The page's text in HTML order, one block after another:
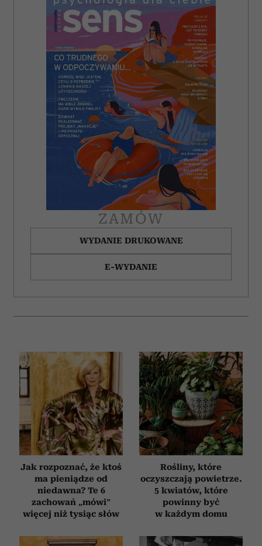
ZAMÓW
WYDANIE DRUKOWANE
E-WYDANIE
Jak rozpoznać, że ktoś
ma pieniądze od
niedawna? Te 6
zachowań „mówi”
więcej niż tysiąc słów
Rośliny, które
oczyszczają powietrze.
5 kwiatów, które
powinny być
w każdym domu